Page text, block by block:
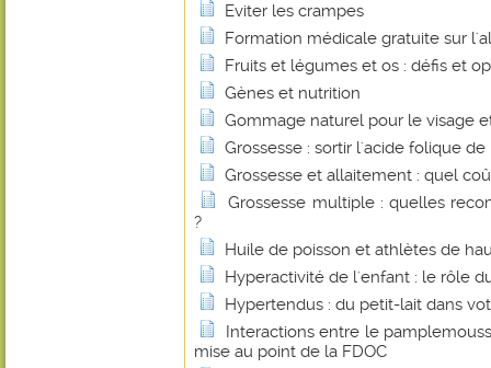
Eviter les crampes
Formation médicale gratuite sur
Fruits et légumes et os : défis et
Gènes et nutrition
Gommage naturel pour le visage
Grossesse : sortir l'acide folique
Grossesse et allaitement : quel
Grossesse multiple : quelles
?
Huile de poisson et athlètes de
Hyperactivité de l'enfant : le rôle
Hypertendus : du petit-lait dans
Interactions entre le
mise au point de la FDOC